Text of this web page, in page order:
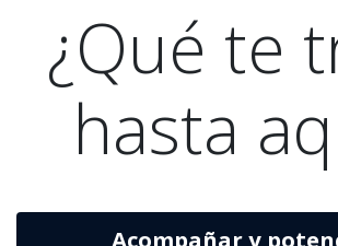
¿Qué te
hasta
Acompañar y